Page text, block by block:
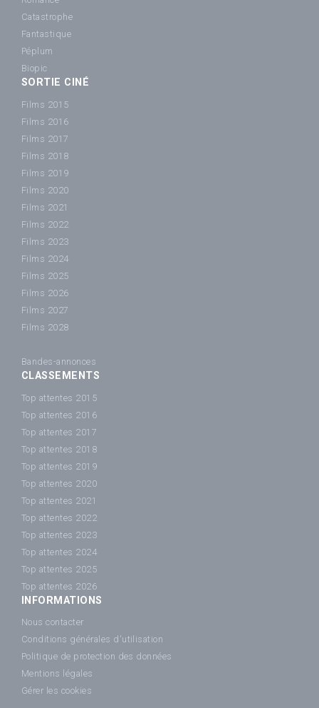
Catastrophe
Fantastique
Péplum
Biopic
SORTIE CINÉ
Films 2015
Films 2016
Films 2017
Films 2018
Films 2019
Films 2020
Films 2021
Films 2022
Films 2023
Films 2024
Films 2025
Films 2026
Films 2027
Films 2028
Bandes-annonces
CLASSEMENTS
Top attentes 2015
Top attentes 2016
Top attentes 2017
Top attentes 2018
Top attentes 2019
Top attentes 2020
Top attentes 2021
Top attentes 2022
Top attentes 2023
Top attentes 2024
Top attentes 2025
Top attentes 2026
INFORMATIONS
Nous contacter
Conditions générales d'utilisation
Politique de protection des données
Mentions légales
Gérer les cookies